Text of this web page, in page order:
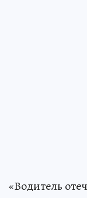
«Водитель